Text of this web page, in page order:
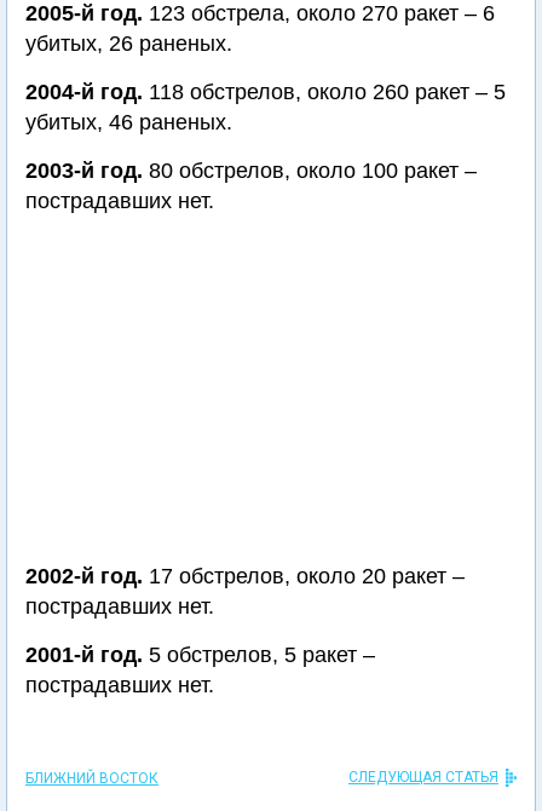
2005-й год. 123 обстрела, около 270 ракет – 6
убитых, 26 раненых.
2004-й год. 118 обстрелов, около 260 ракет – 5
убитых, 46 раненых.
2003-й год. 80 обстрелов, около 100 ракет –
пострадавших нет.
2002-й год. 17 обстрелов, около 20 ракет –
пострадавших нет.
2001-й год. 5 обстрелов, 5 ракет –
пострадавших нет.
БЛИЖНИЙ ВОСТОК СЛЕДУЮЩАЯ СТАТЬЯ